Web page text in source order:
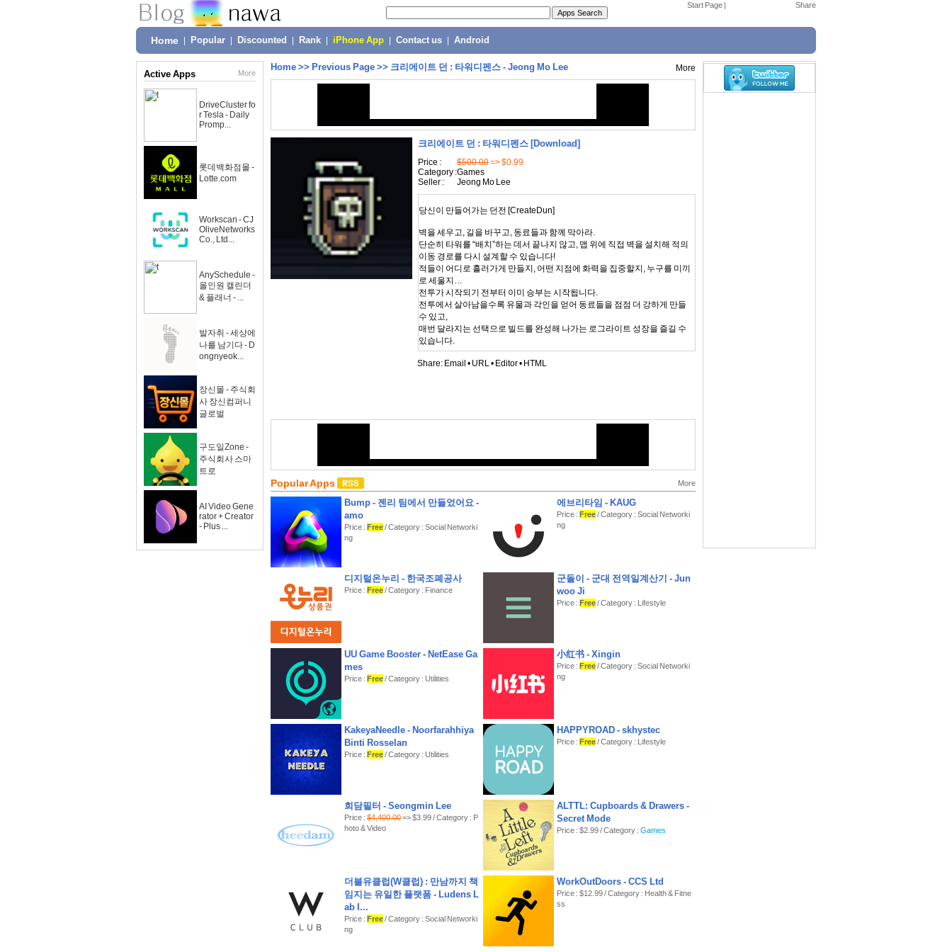
Start Page |
Home Popular Discounted Rank iPhone App Contact us Android
Active Apps More
DriveCluster fo
r Tesla - Daily
Promp...
롯데백화점몰 -
Lotte.com
Workscan - CJ
OliveNetworks
Co., Ltd...
AnySchedule -
올인원 캘린더
& 플래너 - ...
발자취 - 세상에
나를 남기다 - D
ongnyeok...
장신몰 - 주식회
사 장신컴퍼니
글로벌
구도일Zone -
주식회사 스마
트로
AI Video Gene
rator + Creator
- Plus ...
Home >> Previous Page >> 크리에이트 던 : 타워디펜스 - Jeong Mo Lee More
크리에이트 던 : 타워디펜스 [Download]
Price : $500.00=> $0.99
Category :Games
Seller :
Jeong Mo Lee
당신이 만들어가는 던전 [CreateDun]
벽을 세우고, 길을 바꾸고, 동료들과 함께 막아라.
단순히 타워를 “배치”하는 데서 끝나지 않고, 맵 위에 직접 벽을 설치해 적의
이동 경로를 다시 설계할 수 있습니다!
적들이 어디로 흘러가게 만들지, 어떤 지점에 화력을 집중할지, 누구를 미끼
로 세울지…
전투가 시작되기 전부터 이미 승부는 시작됩니다.
전투에서 살아남을수록 유물과 각인을 얻어 동료들을 점점 더 강하게 만들
수 있고,
매번 달라지는 선택으로 빌드를 완성해 나가는 로그라이트 성장을 즐길 수
있습니다.
좁은 길로 몰아넣어 섬멸하거나, 우회로를 만들어 시간을 벌거나 모든 전투
[유물의 조합]
매번 달라지는 유물의 조합으로 강력한 특성을 획득해, 동료를 더욱 강하게
[로그라이트 성장]
전투로 획득한 재화로 오브와 영웅 동료를 강화해 다음번엔 많은 유물과 동
료들로 탐험할 수 있습니다.
[모든 것은 당신의 두뇌에 달려있다]
용하지 못한다면,
Share: Email • URL• Editor• HTML
Popular Apps More
Bump - 젠리 팀에서 만들었어요 -
amo
Price : Free/ Category : Social Networki
ng
에브리타임 - KAUG
Price : Free/ Category : Social Networki
ng
디지털온누리 - 한국조폐공사
Price : Free/ Category : Finance
군돌이 - 군대 전역일계산기 - Jun
woo Ji
Price : Free/ Category : Lifestyle
UU Game Booster - NetEase Ga
mes
Price : Free/ Category : Utilities
小红书 - Xingin
Price : Free/ Category : Social Networki
ng
KakeyaNeedle - Noorfarahhiya
Binti Rosselan
Price : Free/ Category : Utilities
HAPPYROAD - skhystec
Price : Free/ Category : Lifestyle
희담필터 - Seongmin Lee
Price : $4,400.00=> $3.99 / Category : P
hoto & Video
ALTTL: Cupboards & Drawers -
Secret Mode
Price : $2.99 / Category : Games
더블유클럽(W클럽) : 만남까지 책
임지는 유일한 플랫폼 - Ludens L
ab I...
Price : Free/ Category : Social Networki
ng
WorkOutDoors - CCS Ltd
Price : $12.99 / Category : Health & Fitne
ss